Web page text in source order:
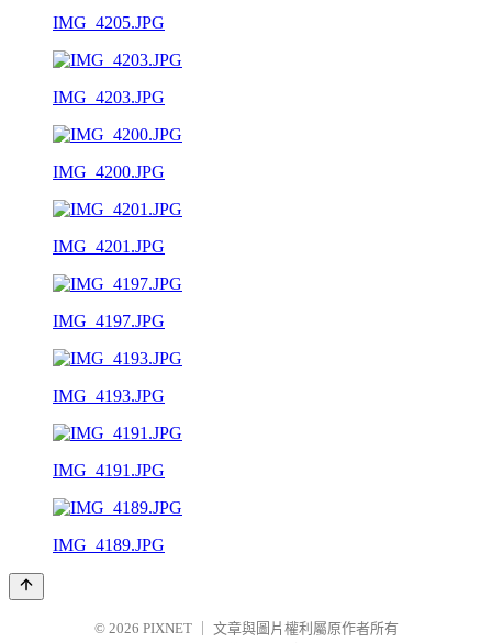
IMG_4205.JPG
IMG_4203.JPG
IMG_4200.JPG
IMG_4201.JPG
IMG_4197.JPG
IMG_4193.JPG
IMG_4191.JPG
IMG_4189.JPG
© 2026 PIXNET
文章與圖片權利屬原作者所有